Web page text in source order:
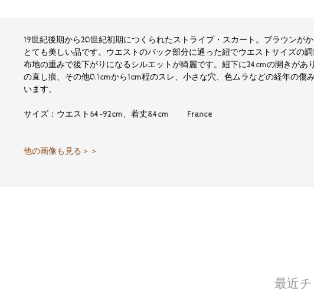
19世紀後期から20世紀初期につくられたストライプ・スカート。ブラウンが
とても美しい品です。ウエストのバック部分に通った紐でウエストサイズの
布地の重みで後下がりになるシルエットが綺麗です。紐下に24cmの開きが
の直し痕、その他0.1cmから1cm程のスレ、小さな穴、色ムラなどの経年の
います。
サイズ：ウエスト64-92cm、着丈84cm France
他の画像も見る＞＞
最近